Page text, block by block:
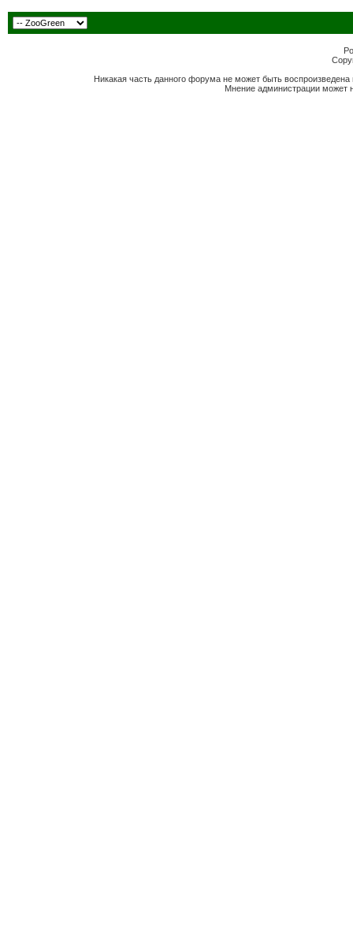
Никакая часть данного форума не может быть
Мнение администрации может